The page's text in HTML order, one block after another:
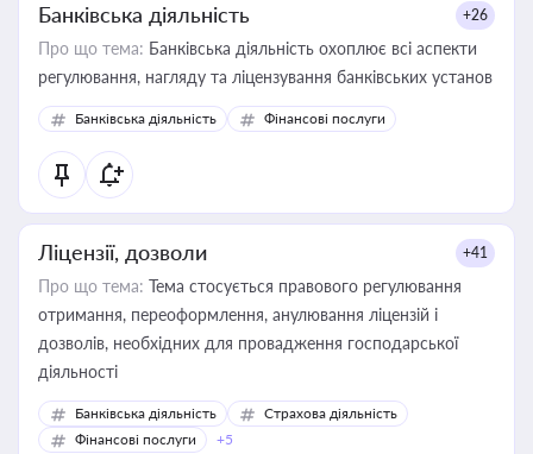
Банківська діяльність +26
Про що тема: Банківська діяльність охоплює всі аспекти
регулювання, нагляду та ліцензування банківських установ
Банківська діяльність Фінансові послуги
Ліцензії, дозволи +41
Про що тема: Тема стосується правового регулювання
отримання, переоформлення, анулювання ліцензій і
дозволів, необхідних для провадження господарської
діяльності
Банківська діяльність
Страхова діяльність
Фінансові послуги
+5